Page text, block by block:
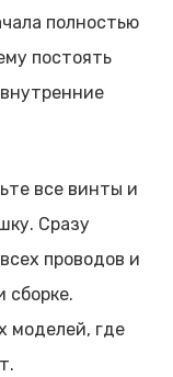
полностью
постоять
все винты и
Сразу
проводов и
сборке.
моделей, где